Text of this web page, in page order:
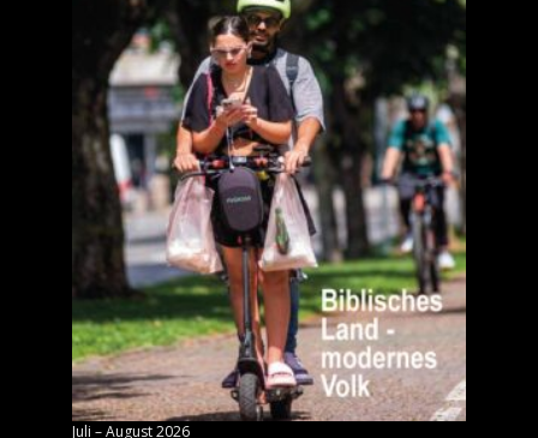
Juli – August 2026